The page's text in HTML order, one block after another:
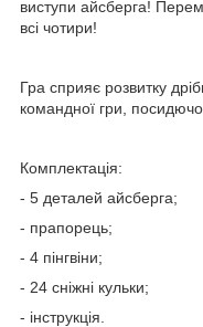
виступи айсберга!
всі чотири!
Гра сприяє розвитку
командної гри,
Комплектація:
- 5 деталей айсберга;
- прапорець;
- 4 пінгвіни;
- 24 сніжні кульки;
- інструкція.